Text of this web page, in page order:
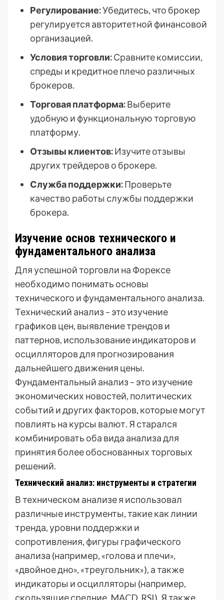
Регулирование:Убедитесь, что брокер
регулируется авторитетной финансовой
организацией.
Условия торговли:Сравните комиссии,
спреды и кредитное плечо различных
брокеров.
Торговая платформа:Выберите
удобную и функциональную торговую
платформу.
Отзывы клиентов:Изучите отзывы
других трейдеров о брокере.
Служба поддержки:Проверьте
качество работы службы поддержки
брокера.
Изучение основ технического и
фундаментального анализа
Для успешной торговли на Форексе
необходимо понимать основы
технического и фундаментального анализа.
Технический анализ – это изучение
графиков цен, выявление трендов и
паттернов, использование индикаторов и
осцилляторов для прогнозирования
дальнейшего движения цены.
Фундаментальный анализ – это изучение
экономических новостей, политических
событий и других факторов, которые могут
повлиять на курсы валют. Я старался
комбинировать оба вида анализа для
принятия более обоснованных торговых
решений.
Технический анализ: инструменты и стратегии
В техническом анализе я использовал
различные инструменты, такие как линии
тренда, уровни поддержки и
сопротивления, фигуры графического
анализа (например, «голова и плечи»,
«двойное дно», «треугольник»), а также
индикаторы и осцилляторы (например,
скользящие средние, MACD, RSI). Я также